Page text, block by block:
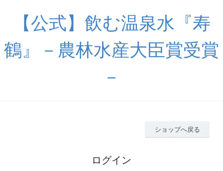
【公式】飲む温泉水『寿
鶴』－農林水産大臣賞受賞
－
ショップへ戻る
ログイン